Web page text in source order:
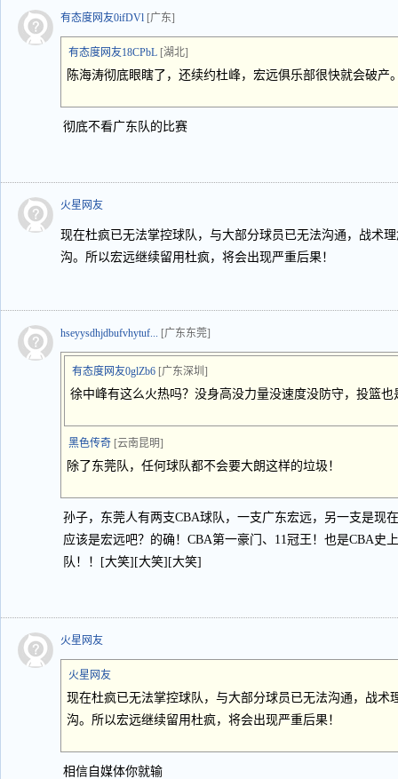
有态度网友0ifDVl [广东]
有态度网友18CPbL [湖北]
陈海涛彻底眼瞎了，还续约杜峰，宏远俱乐部很快就会破产
彻底不看广东队的比赛
火星网友
现在杜疯已无法掌控球队，与大部分球员已无法沟通，战术
沟。所以宏远继续留用杜疯，将会出现严重后果！
hseyysdhjdbufvhytuf... [广东东莞]
有态度网友0glZb6 [广东深圳]
徐中峰有这么火热吗？没身高没力量没速度没防守，投篮
黑色传奇 [云南昆明]
除了东莞队，任何球队都不会要大朗这样的垃圾！
孙子，东莞人有两支CBA球队，一支广东宏远，另一支是现
应该是宏远吧？的确！CBA第一豪门、11冠王！也是CBA史
队！！[大笑][大笑][大笑]
火星网友
火星网友
现在杜疯已无法掌控球队，与大部分球员已无法沟通，战术
沟。所以宏远继续留用杜疯，将会出现严重后果！
相信自媒体你就输